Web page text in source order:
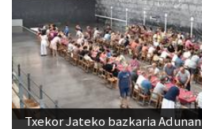
Txekor Jateko bazkaria Adunan